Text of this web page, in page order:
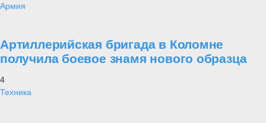
Армия
Артиллерийская бригада в Коломне
получила боевое знамя нового образца
4
Техника